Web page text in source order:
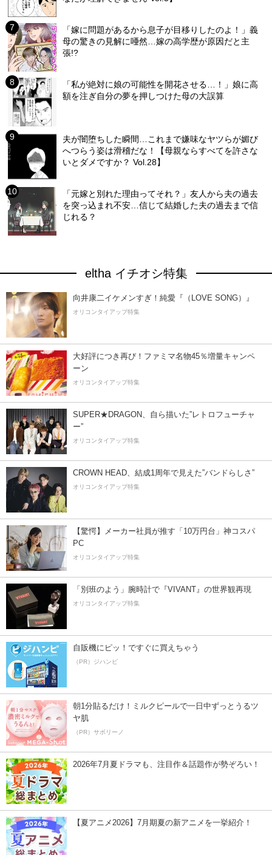
「嫁に問題があるから息子が目移りしたのよ！」義
母の驚きの見解に唖然…嫁の高学歴が原因だと主
張!?
「私が絶対に娘の可能性を開花させる…！」娘に高
額を注ぎ自分の夢を押しつけた母の大誤算
夫が闇堕ちした瞬間…これまで嫌味なヤツらが媚び
へつらう姿は滑稽だな！【母親ならすべてを許さな
いとダメですか？ Vol.28】
「元嫁と別れた理由ってそれ？」友人から夫の過去
を突っ込まれ不安…信じて結婚した夫の過去まで信
じれる？
eltha イチオシ特集
向井康二イケメンすぎ！純愛『（LOVE SONG）』
オリコンタイアップ特集
大好評につき再び！ファミマ名物45％増量キャンペ
ーン
オリコンタイアップ特集
SUPER★DRAGON、自ら描いた”レトロフューチャ
ー”
オリコンタイアップ特集
CROWN HEAD、結成1周年で見えた”バンドらしさ”
オリコンタイアップ特集
【驚愕】メーカー社員が推す「10万円台」神コスパ
PC
オリコンタイアップ特集
「別班のよう」腕時計で『VIVANT』の世界観再現
オリコンタイアップ特集
自販機にピッ！ですぐに買えちゃう
（PR）ジハンピ
朝1分貼るだけ！ミルクピールで一日中ずっとうるツ
ヤ肌
（PR）サボリーノ
2026年7月夏ドラマも、注目作＆話題作が勢ぞろい！
【夏アニメ2026】7月期夏の新アニメを一挙紹介！